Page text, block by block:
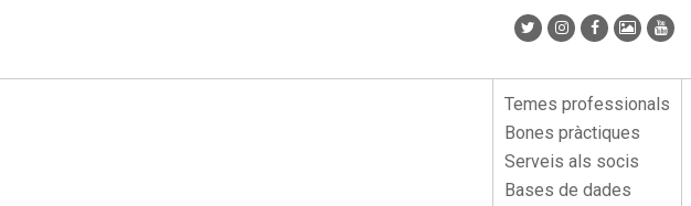
Menu
lateral
Temes professionals
Bones pràctiques
Serveis als socis
Bases de dades